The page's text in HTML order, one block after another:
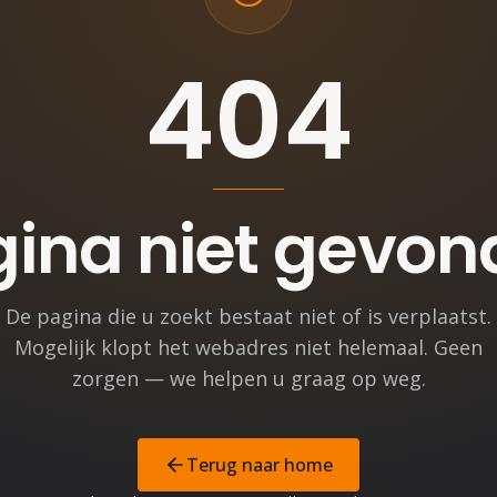
404
niet
De pagina die u zoekt bestaat niet of is verplaatst.
Mogelijk klopt het webadres niet helemaal. Geen
zorgen — we helpen u graag op weg.
Terug naar home